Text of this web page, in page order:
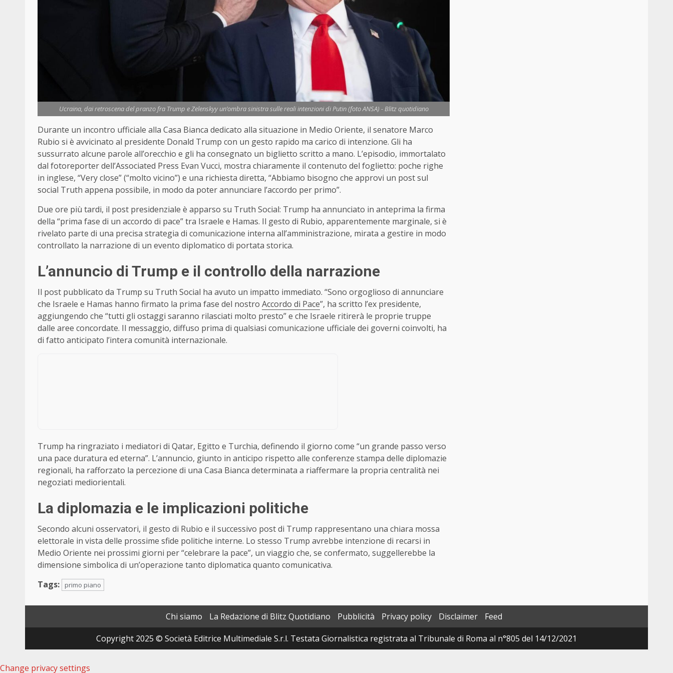
Ucraina, dai retroscena del pranzo fra Trump e Zelenskyy un’ombra sinistra sulle reali intenzioni di Putin (foto ANSA) - Blitz quotidiano
Durante un incontro ufficiale alla Casa Bianca dedicato alla situazione in Medio Oriente, il senatore Marco
Rubio si è avvicinato al presidente Donald Trump con un gesto rapido ma carico di intenzione. Gli ha
sussurrato alcune parole all’orecchio e gli ha consegnato un biglietto scritto a mano. L’episodio, immortalato
dal fotoreporter dell’Associated Press Evan Vucci, mostra chiaramente il contenuto del foglietto: poche righe
in inglese, “Very close” (“molto vicino”) e una richiesta diretta, “Abbiamo bisogno che approvi un post sul
social Truth appena possibile, in modo da poter annunciare l’accordo per primo”.
Due ore più tardi, il post presidenziale è apparso su Truth Social: Trump ha annunciato in anteprima la firma
della “prima fase di un accordo di pace” tra Israele e Hamas. Il gesto di Rubio, apparentemente marginale, si è
rivelato parte di una precisa strategia di comunicazione interna all’amministrazione, mirata a gestire in modo
controllato la narrazione di un evento diplomatico di portata storica.
L’annuncio di Trump e il controllo della narrazione
Il post pubblicato da Trump su Truth Social ha avuto un impatto immediato. “Sono orgoglioso di annunciare
che Israele e Hamas hanno firmato la prima fase del nostro Accordo di Pace”, ha scritto l’ex presidente,
aggiungendo che “tutti gli ostaggi saranno rilasciati molto presto” e che Israele ritirerà le proprie truppe
dalle aree concordate. Il messaggio, diffuso prima di qualsiasi comunicazione ufficiale dei governi coinvolti, ha
di fatto anticipato l’intera comunità internazionale.
Trump ha ringraziato i mediatori di Qatar, Egitto e Turchia, definendo il giorno come “un grande passo verso
una pace duratura ed eterna”. L’annuncio, giunto in anticipo rispetto alle conferenze stampa delle diplomazie
regionali, ha rafforzato la percezione di una Casa Bianca determinata a riaffermare la propria centralità nei
negoziati mediorientali.
La diplomazia e le implicazioni politiche
Secondo alcuni osservatori, il gesto di Rubio e il successivo post di Trump rappresentano una chiara mossa
elettorale in vista delle prossime sfide politiche interne. Lo stesso Trump avrebbe intenzione di recarsi in
Medio Oriente nei prossimi giorni per “celebrare la pace”, un viaggio che, se confermato, suggellerebbe la
dimensione simbolica di un’operazione tanto diplomatica quanto comunicativa.
Tags:
primo piano
Chi siamo La Redazione di Blitz Quotidiano Pubblicità Privacy policy Disclaimer
Feed
Copyright 2025 © Società Editrice Multimediale S.r.l. Testata Giornalistica registrata al Tribunale di Roma al n°805 del 14/12/2021
Change privacy settings